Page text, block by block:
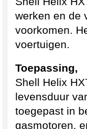
werken en de
voorkomen.
voertuigen.
Toepassing,
Shell Helix
levensduur
toegepast in
gasmotoren,